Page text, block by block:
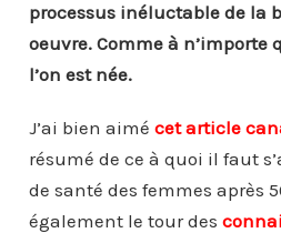
processus inéluctable de la
oeuvre. Comme à n’importe
l’on est née.
J’ai bien aimé cet article
résumé de ce à quoi il faut
de santé des femmes après
également le tour des